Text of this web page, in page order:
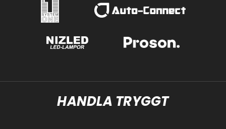
HANDLA TRYGGT